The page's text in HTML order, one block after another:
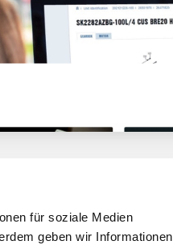
für soziale Medien
geben wir Informationen